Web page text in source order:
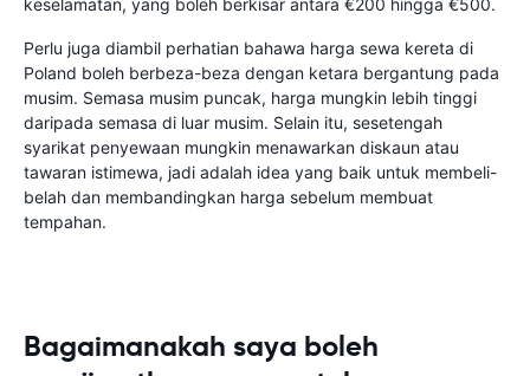
keselamatan, yang boleh berkisar antara €200 hingga €500.
Perlu juga diambil perhatian bahawa harga sewa kereta di
Poland boleh berbeza-beza dengan ketara bergantung pada
musim. Semasa musim puncak, harga mungkin lebih tinggi
daripada semasa di luar musim. Selain itu, sesetengah
syarikat penyewaan mungkin menawarkan diskaun atau
tawaran istimewa, jadi adalah idea yang baik untuk membeli-
belah dan membandingkan harga sebelum membuat
tempahan.
Bagaimanakah saya boleh